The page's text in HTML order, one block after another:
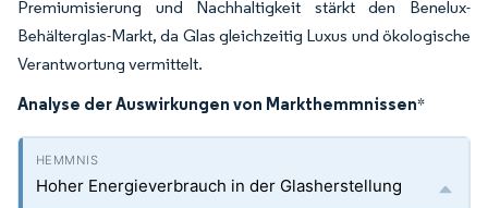
Premiumisierung und Nachhaltigkeit stärkt den Benelux-
Behälterglas-Markt, da Glas gleichzeitig Luxus und ökologische
Verantwortung vermittelt.
Analyse der Auswirkungen von Markthemmnissen*
Hoher Energieverbrauch in der Glasherstellung